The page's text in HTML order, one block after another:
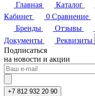
Главная Каталог
Кабинет
0 Сравнение
Бренды
Отзывы
Документы
Реквизиты
Подписаться
на новости и акции
+7 812 932 20 90